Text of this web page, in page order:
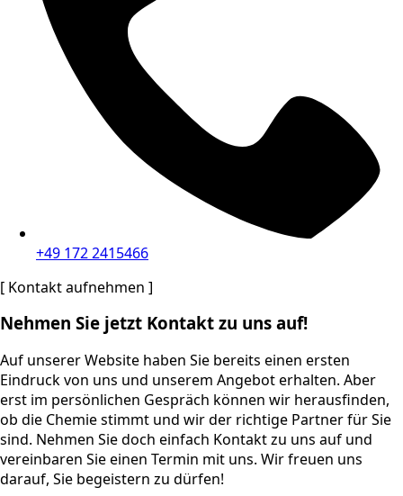
+49 172 2415466
[ Kontakt aufnehmen ]
Nehmen Sie jetzt Kontakt zu uns auf!
Auf unserer Website haben Sie bereits einen ersten
Eindruck von uns und unserem Angebot erhalten. Aber
erst im persönlichen Gespräch können wir herausfinden,
ob die Chemie stimmt und wir der richtige Partner für Sie
sind. Nehmen Sie doch einfach Kontakt zu uns auf und
vereinbaren Sie einen Termin mit uns. Wir freuen uns
darauf, Sie begeistern zu dürfen!